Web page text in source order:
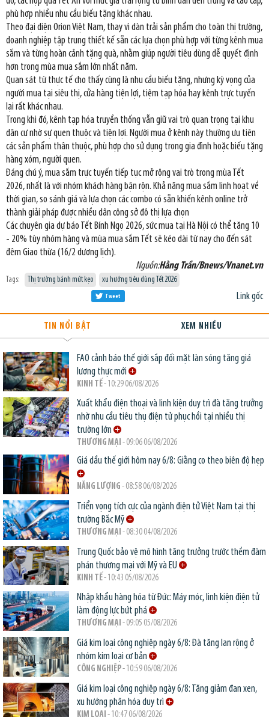
phù hợp nhiều nhu cầu biếu tặng khác nhau.
Theo đại diện Orion Việt Nam, thay vì dàn trải sản phẩm cho toàn thị trường,
doanh nghiệp tập trung thiết kế sẵn các lựa chọn phù hợp với từng kênh mua
sắm và từng hoàn cảnh tặng quà, nhằm giúp người tiêu dùng dễ quyết định
hơn trong mùa mua sắm lớn nhất năm.
Quan sát từ thực tế cho thấy cùng là nhu cầu biếu tặng, nhưng kỳ vọng của
người mua tại siêu thị, cửa hàng tiện lợi, tiệm tạp hóa hay kênh trực tuyến
lại rất khác nhau.
Trong khi đó, kênh tạp hóa truyền thống vẫn giữ vai trò quan trọng tại khu
dân cư nhờ sự quen thuộc và tiện lợi. Người mua ở kênh này thường ưu tiên
các sản phẩm thân thuộc, phù hợp cho sử dụng trong gia đình hoặc biếu tặng
hàng xóm, người quen.
Đáng chú ý, mua sắm trực tuyến tiếp tục mở rộng vai trò trong mùa Tết
2026, nhất là với nhóm khách hàng bận rộn. Khả năng mua sắm linh hoạt về
thời gian, so sánh giá và lựa chọn các combo có sẵn khiến kênh online trở
thành giải pháp được nhiều dân công sở đô thị lựa chọn
Các chuyên gia dự báo Tết Bính Ngọ 2026, sức mua tại Hà Nội có thể tăng 10
- 20% tùy nhóm hàng và mùa mua sắm Tết sẽ kéo dài từ nay cho đến sát
đêm Giao thừa (16/2 dương lịch).
Nguồn:Hằng Trần/Bnews/Vnanet.vn
Tags: Thị trường bánh mứt kẹo xu hướng tiêu dùng Tết 2026
Link gốc
Tweet
TIN NỔI BẬT XEM NHIỀU
FAO cảnh báo thế giới sắp đối mặt làn sóng tăng giá
lương thực mới
KINH TẾ- 10:29 06/08/2026
Xuất khẩu điện thoại và linh kiện duy trì đà tăng trưởng
nhờ nhu cầu tiêu thụ điện tử phục hồi tại nhiều thị
trường lớn
THƯƠNG MẠI - 09:06 06/08/2026
Giá dầu thế giới hôm nay 6/8: Giằng co theo biên độ hẹp
NĂNG LƯỢNG - 08:58 06/08/2026
Triển vọng tích cực của ngành điện tử Việt Nam tại thị
trường Bắc Mỹ
THƯƠNG MẠI - 08:30 04/08/2026
Trung Quốc bảo vệ mô hình tăng trưởng trước thềm đàm
phán thương mại với Mỹ và EU
KINH TẾ- 10:43 05/08/2026
Nhập khẩu hàng hóa từ Đức: Máy móc, linh kiện điện tử
làm động lực bứt phá
THƯƠNG MẠI - 09:05 05/08/2026
Giá kim loại công nghiệp ngày 6/8: Đà tăng lan rộng ở
nhóm kim loại cơ bản
CÔNG NGHIỆP- 10:59 06/08/2026
Giá kim loại công nghiệp ngày 6/8: Tăng giảm đan xen,
xu hướng phân hóa duy trì
KIM LOẠI - 10:47 06/08/2026